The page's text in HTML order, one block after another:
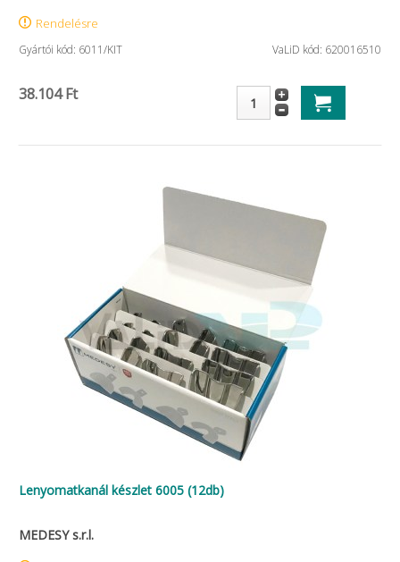
Rendelésre
Gyártói kód: 6011/KIT VaLiD kód: 620016510
38.104 Ft
Lenyomatkanál készlet 6005 (12db)
MEDESY s.r.l.